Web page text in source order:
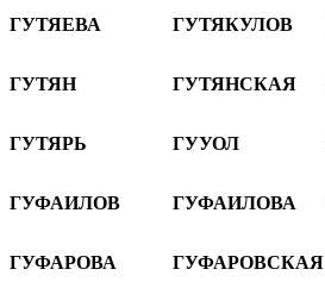
ГУТЯЕВА ГУТЯКУЛОВ
ГУТЯН ГУТЯНСКАЯ
ГУТЯРЬ ГУУОЛ
ГУФАИЛОВ ГУФАИЛОВА
ГУФАРОВА ГУФАРОВСКАЯ